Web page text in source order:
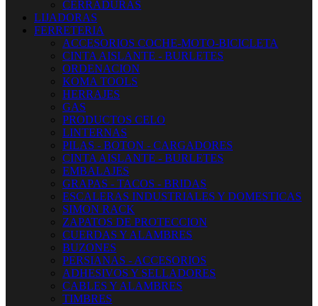
CERRADURAS
LIJADORAS
FERRETERIA
ACCESORIOS COCHE-MOTO-BICICLETA
CINTA AISLANTE - BURLETES
ORDENACION
KOMA TOOLS
HERRAJES
GAS
PRODUCTOS CELO
LINTERNAS
PILAS - BOTON - CARGADORES
CINTA AISLANTE - BURLETES
EMBALAJES
GRAPAS - TACOS - BRIDAS
ESCALERAS INDUSTRIALES Y DOMESTICAS
SIMON RACK
ZAPATOS DE PROTECCION
CUERDAS Y ALAMBRES
BUZONES
PERSIANAS - ACCESORIOS
ADHESIVOS Y SELLADORES
CABLES Y ALAMBRES
TIMBRES